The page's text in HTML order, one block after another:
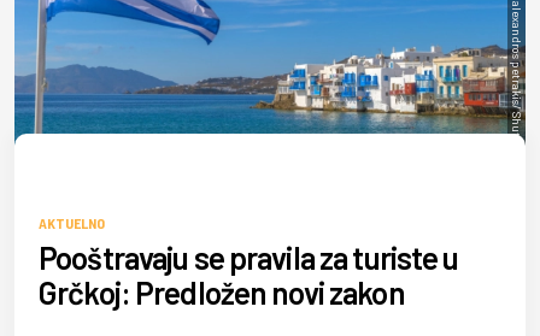
alexandros petrakis/ Shutterstock
AKTUELNO
Pooštravaju se pravila za turiste u
Grčkoj: Predložen novi zakon